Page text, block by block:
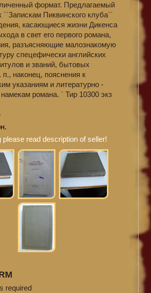
формат. Предлагаемый
``Запискам Пиквинского клуба``
касающиеся жизни Дикенса
в свет его первого романа,
разъясняющие малознакомую
спецефически английских
и званий, бытовых
п., наконец, пояснения к
указаниям и литературно -
романа. ` Тир 10300 экз
please read description of seller!
required